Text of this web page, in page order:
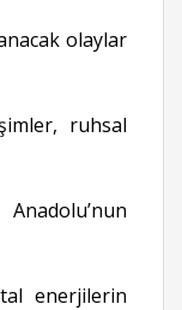
olaylar
ruhsal
enerjilerin